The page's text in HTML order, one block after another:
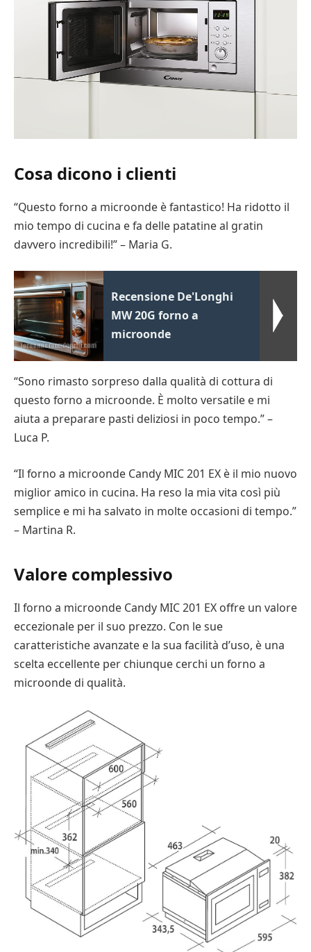
Cosa dicono i clienti
“Questo forno a microonde è fantastico! Ha ridotto il
mio tempo di cucina e fa delle patatine al gratin
davvero incredibili!” – Maria G.
Recensione De'Longhi
MW 20G forno a
microonde
“Sono rimasto sorpreso dalla qualità di cottura di
questo forno a microonde. È molto versatile e mi
aiuta a preparare pasti deliziosi in poco tempo.” –
Luca P.
“Il forno a microonde Candy MIC 201 EX è il mio nuovo
miglior amico in cucina. Ha reso la mia vita così più
semplice e mi ha salvato in molte occasioni di tempo.”
– Martina R.
Valore complessivo
Il forno a microonde Candy MIC 201 EX offre un valore
eccezionale per il suo prezzo. Con le sue
caratteristiche avanzate e la sua facilità d’uso, è una
scelta eccellente per chiunque cerchi un forno a
microonde di qualità.